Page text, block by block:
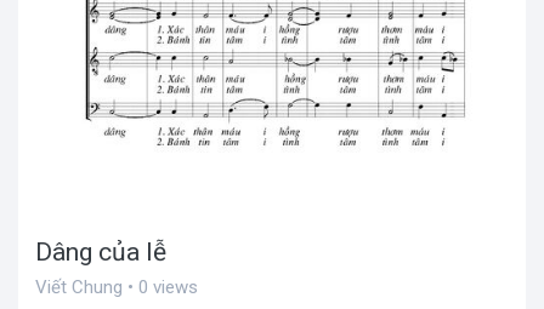
Dâng của lễ
Viết Chung • 0 views